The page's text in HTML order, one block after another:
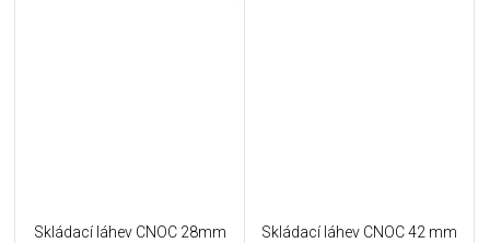
Skládací láhev CNOC 28mm
Skládací láhev CNOC 42 mm